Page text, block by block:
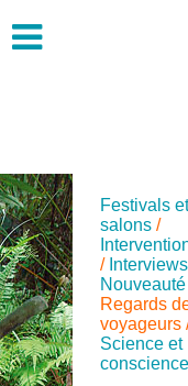
Festivals
salons /
/ Interviews
Nouveauté
Regards
voyageurs
Science et